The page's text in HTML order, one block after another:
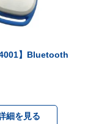
】Bluetooth
細を見る